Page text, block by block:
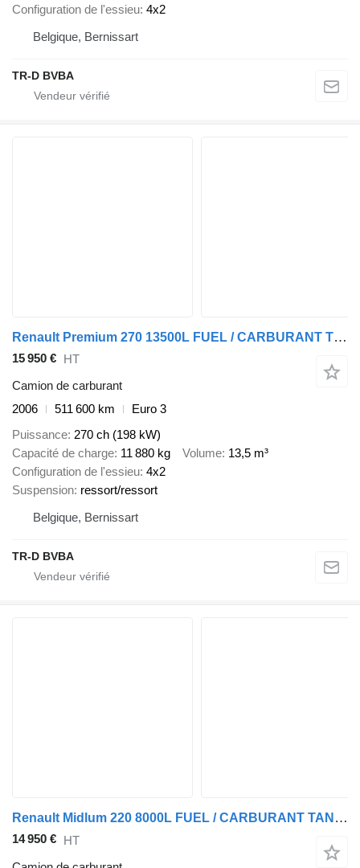
Configuration de l'essieu 4x2
Belgique, Bernissart
TR-D BVBA
Renault Premium 270 13500L FUEL / CARBURANT TRUCK - 5 COMP/ A LAMES
15 950 €
HT
Camion de carburant
2006
511 600 km
Euro 3
Puissance 270 ch (198 kW)
Capacité de charge 11 880 kg Volume 13,5 m³
Configuration de l'essieu 4x2
Suspension ressort/ressort
Belgique, Bernissart
TR-D BVBA
Renault Midlum 220 8000L FUEL / CARBURANT TANK - 3 COMP/ A LAMES
14 950 € HT